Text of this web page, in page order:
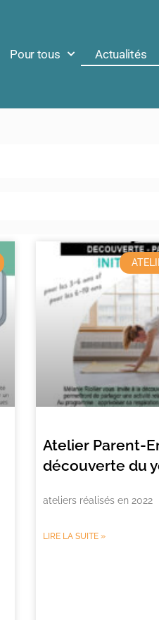
Pour tous Actualités
Atelier Parent-
découverte du
ateliers réalisés en 2022
LIRE LA SUITE »